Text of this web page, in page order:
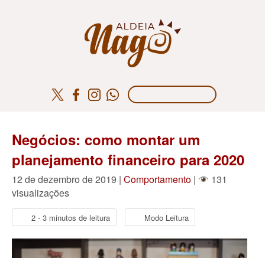
Negócios: como montar um
planejamento financeiro para 2020
12 de dezembro de 2019 | Comportamento |
131
visualizações
2 - 3 minutos de leitura Modo Leitura